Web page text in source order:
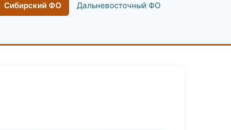
Сибирский ФО Дальневосточный ФО